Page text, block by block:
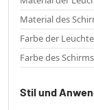
Material des
Farbe der
Farbe des
Stil und